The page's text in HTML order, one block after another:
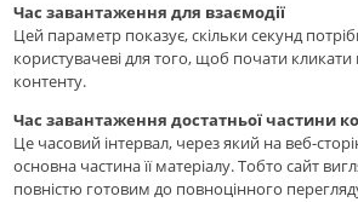
Час завантаження для взаємодії
Цей параметр показує, скільки секунд
користувачеві для того, щоб почати кликати
контенту.
Час завантаження достатньої частини
Це часовий інтервал, через який на веб-
основна частина її матеріалу. Тобто сайт
повністю готовим до повноцінного